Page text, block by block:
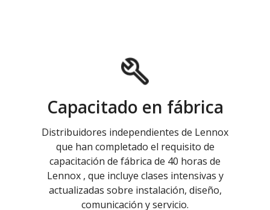
Capacitado en fábrica
Distribuidores independientes de Lennox
que han completado el requisito de
capacitación de fábrica de 40 horas de
Lennox , que incluye clases intensivas y
actualizadas sobre instalación, diseño,
comunicación y servicio.